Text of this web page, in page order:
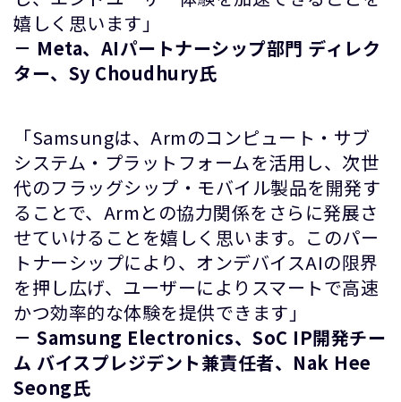
嬉しく思います」
－ Meta、AIパートナーシップ部門 ディレク
ター、Sy Choudhury氏
「Samsungは、Armのコンピュート・サブ
システム・プラットフォームを活用し、次世
代のフラッグシップ・モバイル製品を開発す
ることで、Armとの協力関係をさらに発展さ
せていけることを嬉しく思います。このパー
トナーシップにより、オンデバイスAIの限界
を押し広げ、ユーザーによりスマートで高速
かつ効率的な体験を提供できます」
－ Samsung Electronics、SoC IP開発チー
ム バイスプレジデント兼責任者、Nak Hee
Seong氏